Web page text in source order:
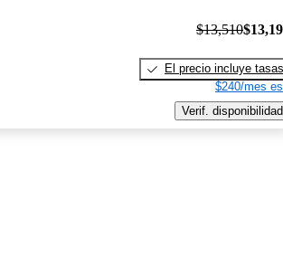
$13,510
El precio incluye tasas
$240/mes
Verif. disponibilidad